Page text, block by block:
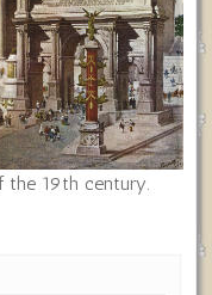
the 19th century.